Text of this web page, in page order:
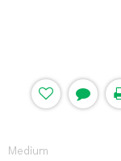
Medium